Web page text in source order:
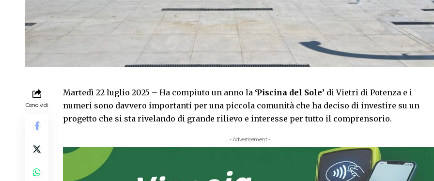
Condividi
Martedì 22 luglio 2025 – Ha compiuto un anno la ‘Piscina del Sole’ di Vietri di Potenza e i
numeri sono davvero importanti per una piccola comunità che ha deciso di investire su un
progetto che si sta rivelando di grande rilievo e interesse per tutto il comprensorio.
- Advertisement -